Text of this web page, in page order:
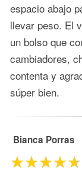
espacio abajo
llevar peso. El
un bolso que
cambiadores,
contenta y
súper bien.
Bianca Porras